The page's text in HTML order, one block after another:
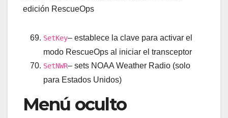
edición RescueOps
SetKey– establece la clave para activar el
modo RescueOps al iniciar el transceptor
SetNWR– sets NOAA Weather Radio (solo
para Estados Unidos)
Menú oculto